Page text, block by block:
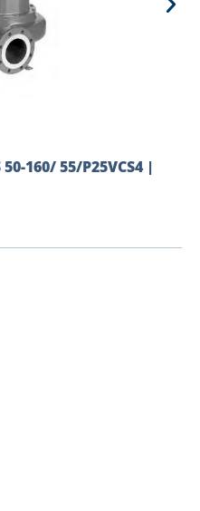
160/ 55/P25VCS4 |